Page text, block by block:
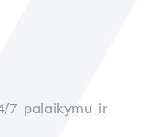
7 palaikymu ir